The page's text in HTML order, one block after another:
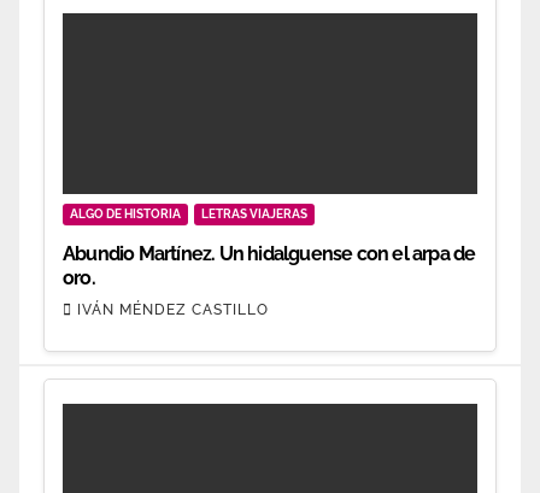
ALGO DE HISTORIA LETRAS VIAJERAS
Abundio Martínez. Un hidalguense con el arpa de
oro.
IVÁN MÉNDEZ CASTILLO